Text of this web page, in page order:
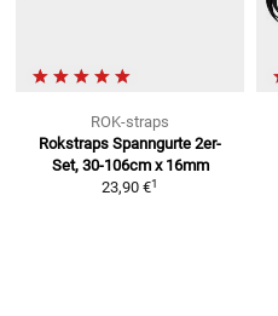
ROK-straps
Rokstraps Spanngurte 2er-
Set, 30-106cm x 16mm
23,90 €1